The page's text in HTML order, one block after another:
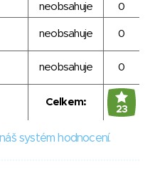
neobsahuje
0
neobsahuje 0
neobsahuje 0
Celkem:
23
systém hodnocení.